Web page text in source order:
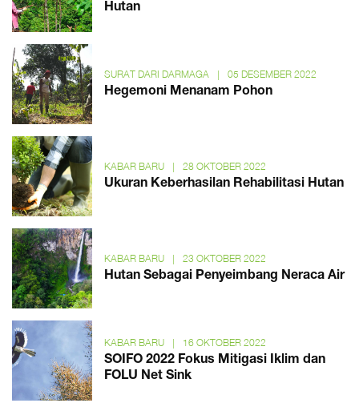
Hutan
SURAT DARI DARMAGA | 05 DESEMBER 2022
Hegemoni Menanam Pohon
KABAR BARU | 28 OKTOBER 2022
Ukuran Keberhasilan Rehabilitasi Hutan
KABAR BARU | 23 OKTOBER 2022
Hutan Sebagai Penyeimbang Neraca Air
KABAR BARU | 16 OKTOBER 2022
SOIFO 2022 Fokus Mitigasi Iklim dan
FOLU Net Sink